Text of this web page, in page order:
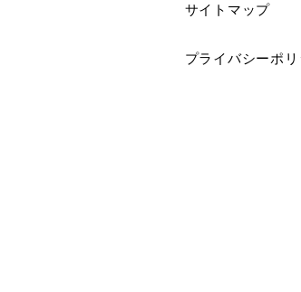
サイトマップ
プライバシーポリ